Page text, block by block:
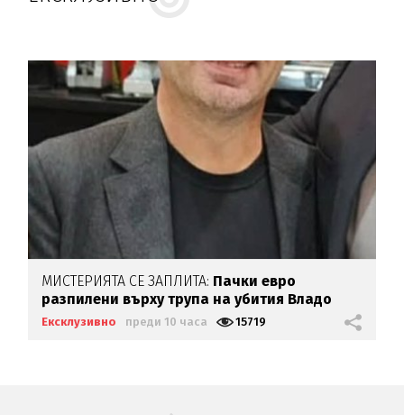
МИСТЕРИЯТА СЕ ЗАПЛИТА: Пачки евро
разпилени върху трупа на убития Владо
Загатото
Ексклузивно преди 10 часа 15719